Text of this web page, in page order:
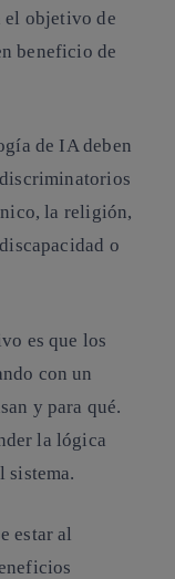
el objetivo de
beneficio de
de IA deben
la religión,
o
es que los
con un
y para qué.
la lógica
sistema.
estar al